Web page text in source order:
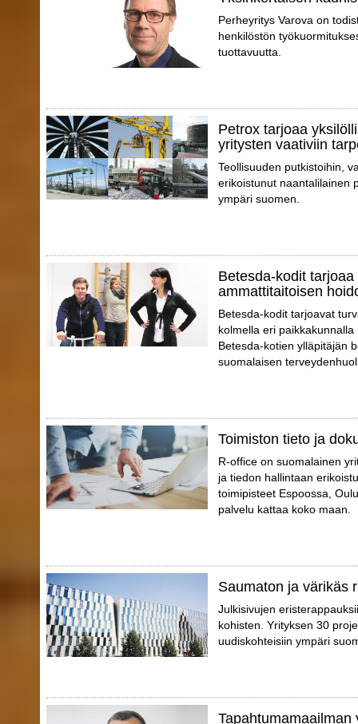
Perheyritys Varova on
henkilöstön
tuottavuutta.
Petrox tarjoaa
yritysten vaativiin
Teollisuuden putkistoihin,
erikoistunut naantalilainen
ympäri suomen.
Betesda-kodit
ammattitaitoisen
Betesda-kodit tarjoavat
kolmella eri
Betesda-kotien ylläpitäjän
suomalaisen
Toimiston tieto ja
R-office on suomalainen
ja tiedon hallintaan
toimipisteet Espoossa,
palvelu kattaa koko maan.
Saumaton ja värikäs
Julkisivujen
kohisten. Yrityksen 30
uudiskohteisiin ympäri
Tapahtumamaailman